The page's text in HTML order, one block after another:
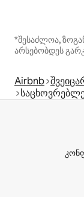
*შესაძლოა,
არსებობდეს
Airbnb